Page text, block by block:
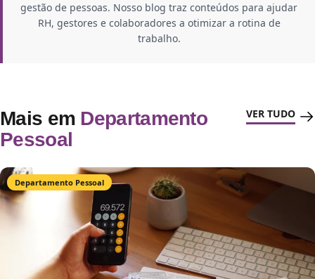
gestão de pessoas. Nosso blog traz conteúdos para ajudar
RH, gestores e colaboradores a otimizar a rotina de
trabalho.
Mais em Departamento
Pessoal
VER TUDO
Departamento Pessoal